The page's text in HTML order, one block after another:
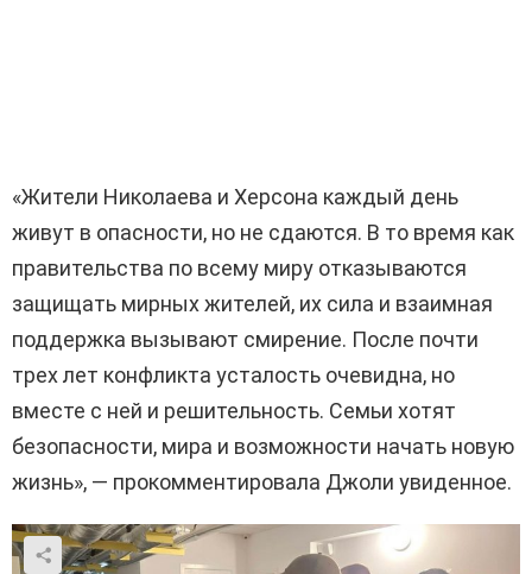
«Жители Николаева и Херсона каждый день
живут в опасности, но не сдаются. В то время как
правительства по всему миру отказываются
защищать мирных жителей, их сила и взаимная
поддержка вызывают смирение. После почти
трех лет конфликта усталость очевидна, но
вместе с ней и решительность. Семьи хотят
безопасности, мира и возможности начать новую
жизнь», — прокомментировала Джоли увиденное.